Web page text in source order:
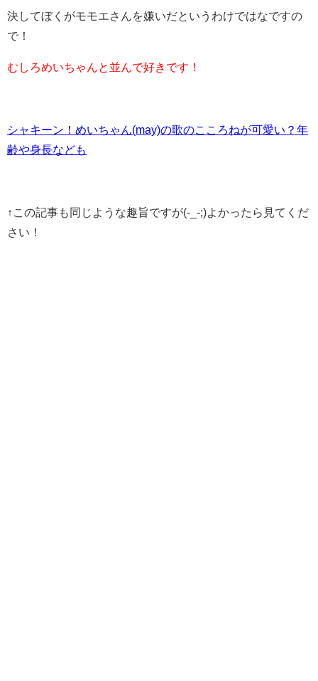
決してぼくがモモエさんを嫌いだというわけではなですの
で！
むしろめいちゃんと並んで好きです！
シャキーン！めいちゃん(may)の歌のこころねが可愛い？年
齢や身長なども
↑この記事も同じような趣旨ですが(-_-;)よかったら見てくだ
さい！